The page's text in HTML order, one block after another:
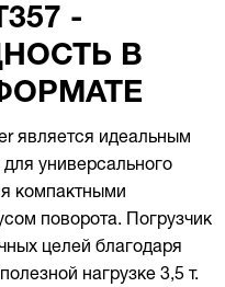
-
В
является идеальным
универсального
компактными
поворота. Погрузчик
целей благодаря
нагрузке 3,5 т.